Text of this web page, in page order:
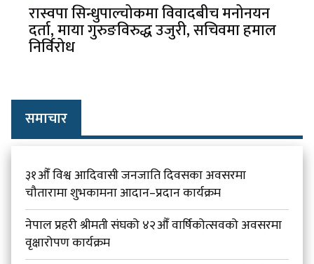
रास्वपा सिन्धुपाल्चोकमा विवादबीच मनोनयन
दर्ता, माया गुरुङविरुद्ध उजुरी, सचिवमा हमाल
निर्विरोध
समाचार
३१औँ विश्व आदिवासी जनजाति दिवसका अवसरमा
चौतारामा शुभकामना आदान–प्रदान कार्यक्रम
नेपाल प्रहरी श्रीमती संघको ४२औँ वार्षिकोत्सवको अवसरमा
वृक्षारोपण कार्यक्रम